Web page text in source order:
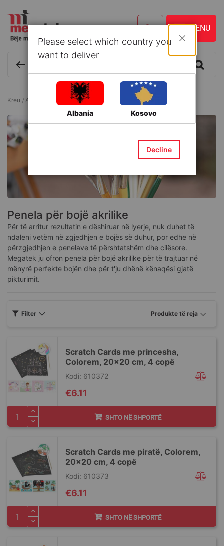
Kreu Art Penela për bojë akrilike
Penela për bojë akrilike
Për të arritur rezultatin e dëshiruar në lyerje, nuk duhet të
ndaleni vetëm në zgjedhjen e bojës së duhur, por edhe në
përzgjedhjen e penelave të përshtatshëm dhe cilësore.
Megatek ju ofron penela për bojë akrilike për të trajtuar në
mënyrë perfekte bojën dhe për t'ju dhënë kënaqësi gjatë
pikturimit.
Scratch Cards me princesha,
Colorem, 20x20 cm, 4 copë
Kodi: 610372
€6.11
SHTO NË SHPORTË
Scratch Cards me piratë, Colorem,
20x20 cm, 4 copë
Kodi: 610373
€6.11
SHTO NË SHPORTË
Filter
Please select which country you
want to deliver
Albania Kosovo
Decline